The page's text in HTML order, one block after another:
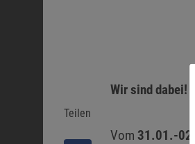
Teilen
Wir sind dabei!
Vom31.01.-